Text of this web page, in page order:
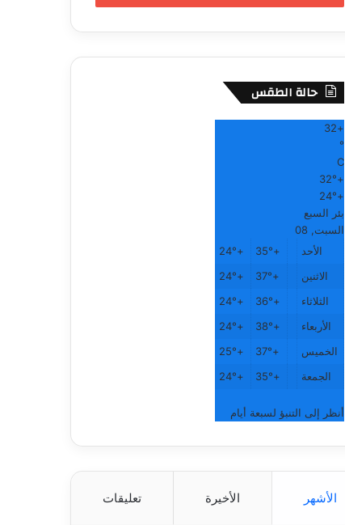
حالة الطقس
+
32
°
C
+
32°
+
24°
بئر السبع
السبت, 08
الأحد
+
35°
+
24°
الاثنين
+
37°
+
24°
الثلاثاء
+
36°
+
24°
الأربعاء
+
38°
+
24°
الخميس
+
37°
+
25°
الجمعة
+
35°
+
24°
أنظر إلى التنبؤ لسبعة أيام
الأشهر الأخيرة تعليقات